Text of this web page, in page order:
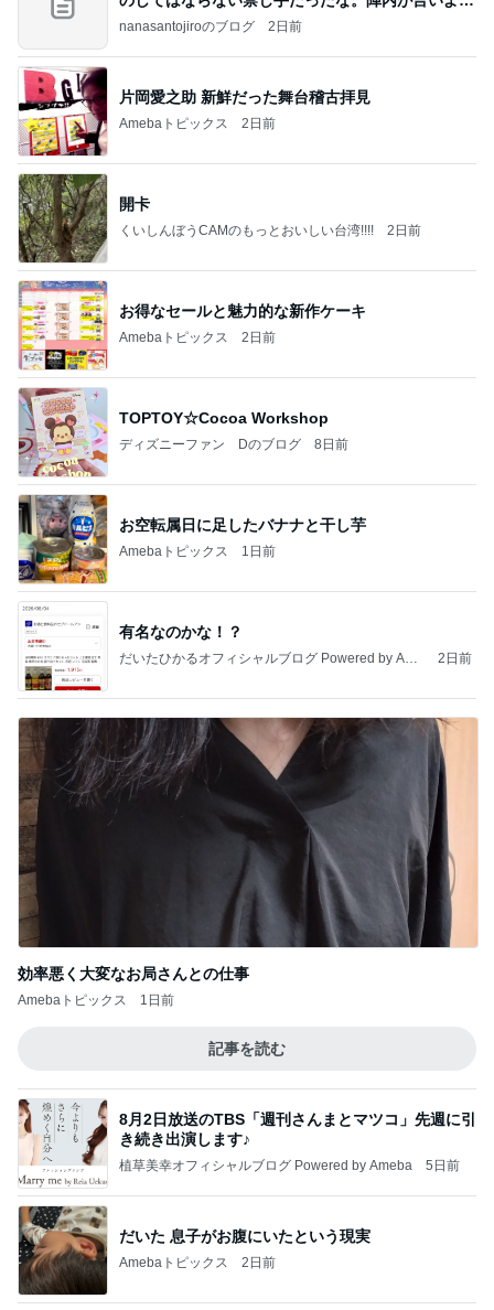
のよ
nanasantojiroのブログ 2日前
片岡愛之助 新鮮だった舞台稽古拝見
Amebaトピックス 2日前
開卡
くいしんぼうCAMのもっとおいしい台湾!!!! 2日前
お得なセールと魅力的な新作ケーキ
Amebaトピックス 2日前
TOPTOY☆Cocoa Workshop
ディズニーファン Dのブログ 8日前
お空転属日に足したバナナと干し芋
Amebaトピックス 1日前
有名なのかな！？
だいたひかるオフィシャルブログ Powered by Ame
2日前
効率悪く大変なお局さんとの仕事
Amebaトピックス 1日前
記事を読む
8月2日放送のTBS「週刊さんまとマツコ」先週に引
き続き出演します♪
植草美幸オフィシャルブログ Powered by Ameba 5日前
だいた 息子がお腹にいたという現実
Amebaトピックス 2日前